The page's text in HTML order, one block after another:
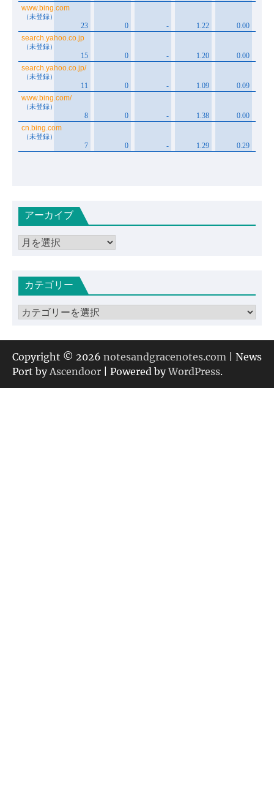
アーカイブ
ア
イカテゴリー
カ
ゴ
リ
ー
Copyright © 2026 notesandgracenotes.com | News
Port by Ascendoor | Powered byWordPress.